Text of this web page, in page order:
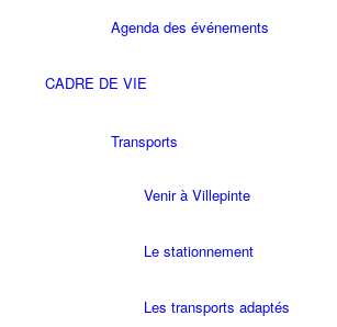
Agenda des événements
CADRE DE VIE
Transports
Venir à Villepinte
Le stationnement
Les transports adaptés